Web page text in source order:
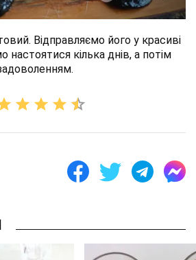
Відправляємо його у красиві
настоятися кілька днів, а потім